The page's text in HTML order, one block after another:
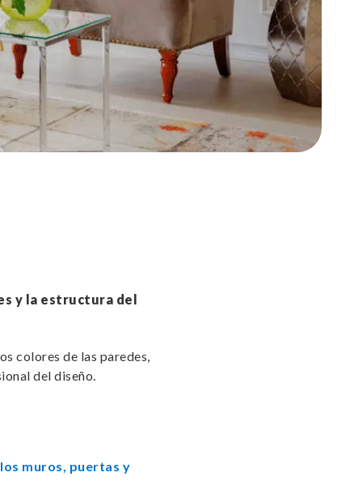
y la estructura del
colores de las paredes,
del diseño.
muros, puertas y